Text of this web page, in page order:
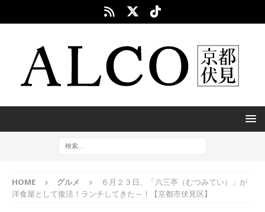
HOME グルメ
６月２３日、「六三亭（むつみてい）」が
洋食屋として復活！ランチしてきた～！【京都市伏見区】